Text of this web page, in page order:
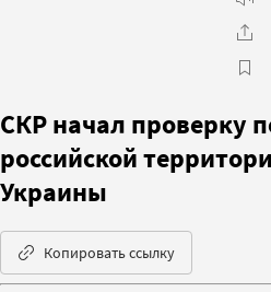
СКР начал проверку
российской
Украины
Копировать ссылку